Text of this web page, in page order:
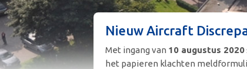
Nieuw Aircraft
Met ingang van 10 augustus 2020
het papieren klachten